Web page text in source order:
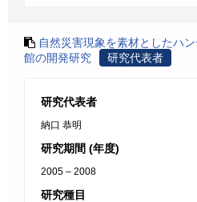
自然災害現象を素材としたハ
館の開発研究
研究代表者
研究代表者
納口 恭明
研究期間 (年度)
2005 – 2008
研究種目